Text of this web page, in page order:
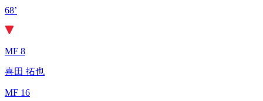
68’
MF 8
喜田 拓也
MF 16